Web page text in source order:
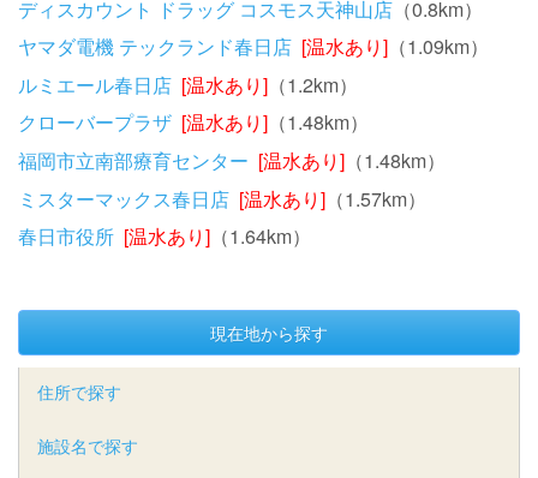
ディスカウント ドラッグ コスモス天神山店 （0.8km）
ヤマダ電機 テックランド春日店 [温水あり] （1.09km）
ルミエール春日店 [温水あり] （1.2km）
クローバープラザ [温水あり] （1.48km）
福岡市立南部療育センター [温水あり] （1.48km）
ミスターマックス春日店 [温水あり] （1.57km）
春日市役所 [温水あり] （1.64km）
現在地から探す
住所で探す
施設名で探す